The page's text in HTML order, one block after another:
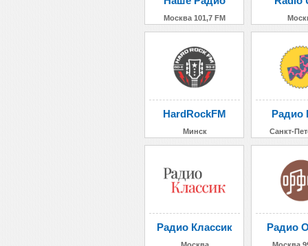
Москва 101,7 FM
HardRockFM
Минск
Радио
Санкт-
Радио Классик Радио